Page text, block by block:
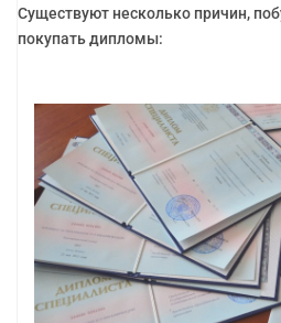
Существуют несколько причин,
покупать дипломы: